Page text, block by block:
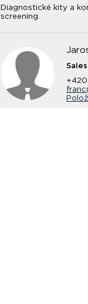
Diagnostické kity a
screening.